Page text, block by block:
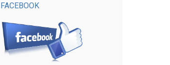
FACEBOOK